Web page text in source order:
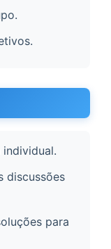
discussões
para